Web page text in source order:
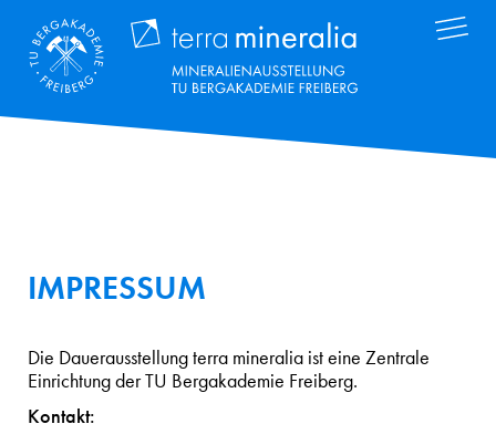
Inhalt
Terra
IMPRESSUM
Die Dauerausstellung terra mineralia ist eine Zentrale
Einrichtung der TU Bergakademie Freiberg.
Kontakt: